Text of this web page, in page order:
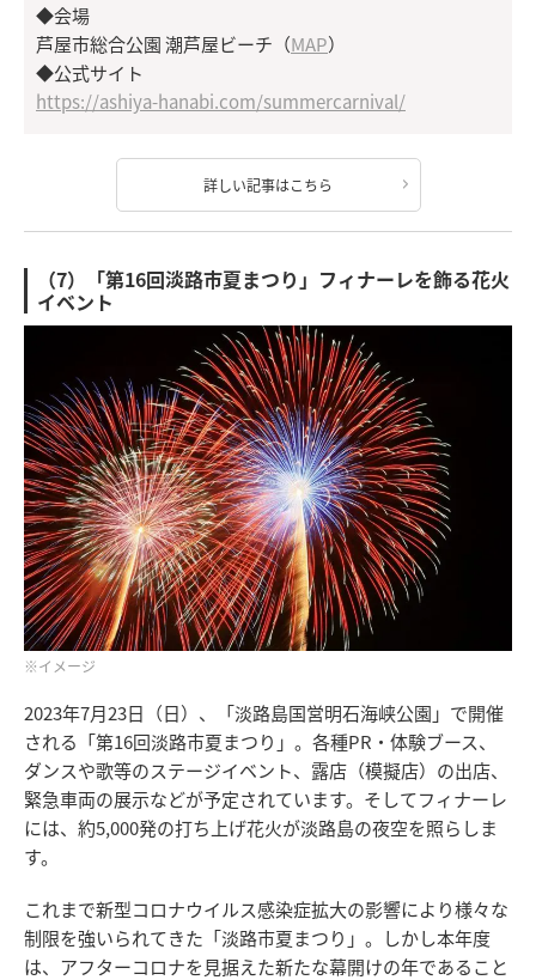
◆会場
芦屋市総合公園 潮芦屋ビーチ（MAP）
◆公式サイト
https://ashiya-hanabi.com/summercarnival/
詳しい記事はこちら
（7）「第16回淡路市夏まつり」フィナーレを飾る花火
イベント
※イメージ
2023年7月23日（日）、「淡路島国営明石海峡公園」で開催
される「第16回淡路市夏まつり」。各種PR・体験ブース、
ダンスや歌等のステージイベント、露店（模擬店）の出店、
緊急車両の展示などが予定されています。そしてフィナーレ
には、約5,000発の打ち上げ花火が淡路島の夜空を照らしま
す。
これまで新型コロナウイルス感染症拡大の影響により様々な
制限を強いられてきた「淡路市夏まつり」。しかし本年度
は、アフターコロナを見据えた新たな幕開けの年であること